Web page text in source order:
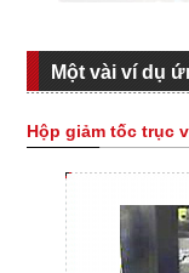
Một vài ví dụ
Hộp giảm tốc trục